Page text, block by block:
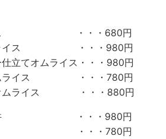
ライス ・・・680円
ムライス ・・・980円
立てオムライス・・・980円
ムライス ・・・780円
オムライス ・・・880円
トロ丼 ・・・980円
・・・780円